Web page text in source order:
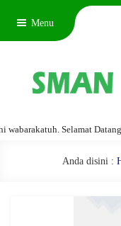
Menu
Selamat Datang di
Anda disini :